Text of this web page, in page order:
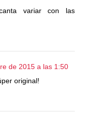
variar con las
de 2015 a las 1:50
original!